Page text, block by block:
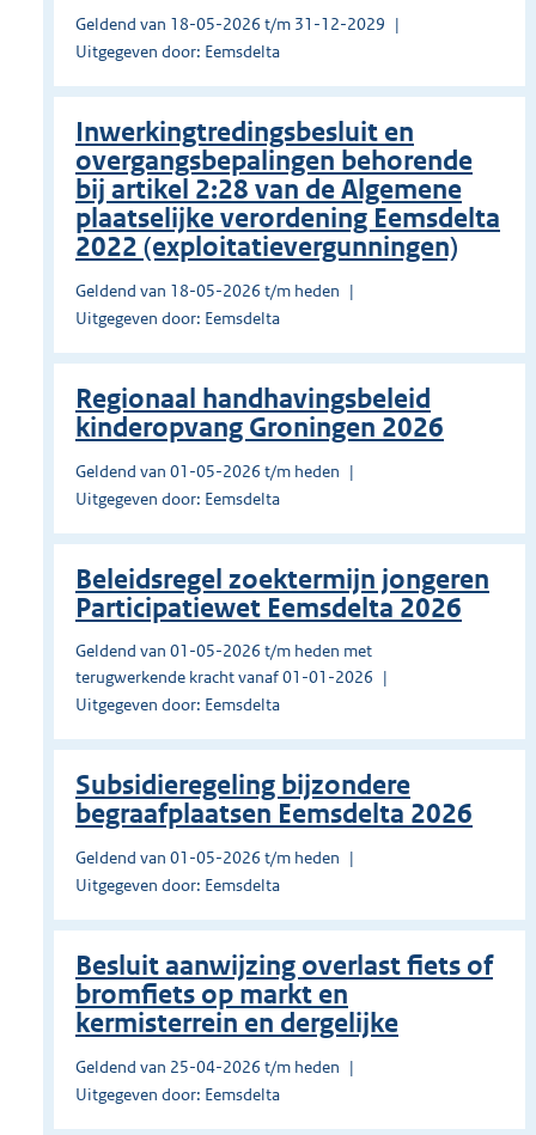
Geldend van 18-05-2026 t/m 31-12-2029
Uitgegeven door: Eemsdelta
Inwerkingtredingsbesluit en
overgangsbepalingen behorende
bij artikel 2:28 van de Algemene
plaatselijke verordening Eemsdelta
2022 (exploitatievergunningen)
Geldend van 18-05-2026 t/m heden
Uitgegeven door: Eemsdelta
Regionaal handhavingsbeleid
kinderopvang Groningen 2026
Geldend van 01-05-2026 t/m heden
Uitgegeven door: Eemsdelta
Beleidsregel zoektermijn jongeren
Participatiewet Eemsdelta 2026
Geldend van 01-05-2026 t/m heden met
terugwerkende kracht vanaf 01-01-2026
Uitgegeven door: Eemsdelta
Subsidieregeling bijzondere
begraafplaatsen Eemsdelta 2026
Geldend van 01-05-2026 t/m heden
Uitgegeven door: Eemsdelta
Besluit aanwijzing overlast fiets of
bromfiets op markt en
kermisterrein en dergelijke
Geldend van 25-04-2026 t/m heden
Uitgegeven door: Eemsdelta